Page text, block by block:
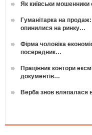
Як київськи
Гуманітарка на
опинилися на ринку…
Фірма чоловіка
посередник…
Працівник контори
документів…
Верба знов вляпалася